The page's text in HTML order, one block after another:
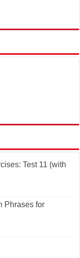
Test 11 (with
Phrases for